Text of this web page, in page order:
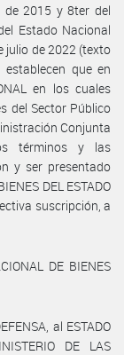
de 2015 y 8ter del
Estado Nacional
julio de 2022 (texto
establecen que en
en los cuales
del Sector Público
Conjunta
términos y las
y ser presentado
DEL ESTADO
suscripción, a
DE BIENES
al ESTADO
DE LAS